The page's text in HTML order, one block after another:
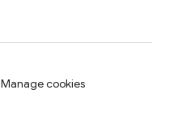
Manage cookies